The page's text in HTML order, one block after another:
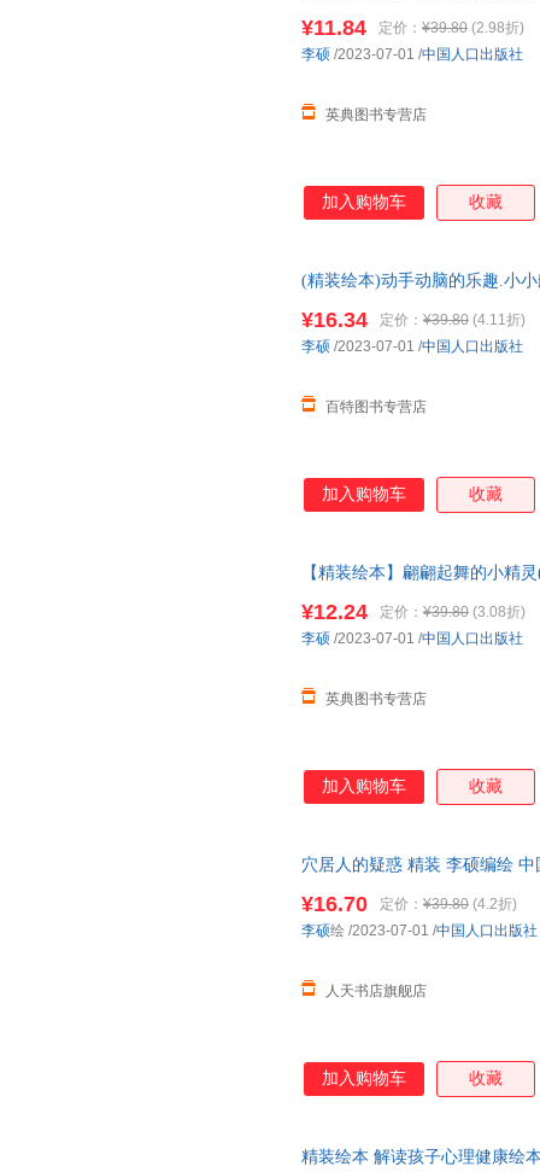
¥11.84 定价： ¥39.80 (2.98折)
英典图书专营店
李硕 /2023-07-01 /中国人口出版社
加入购物车 收藏
(精装绘本)动手动脑的乐趣.小
¥16.34 定价： ¥39.80 (4.11折)
百特图书专营店
李硕 /2023-07-01 /中国人口出版社
加入购物车 收藏
【精装绘本】翩翩起舞的小精
¥12.24 定价： ¥39.80 (3.08折)
英典图书专营店
李硕 /2023-07-01 /中国人口出版社
加入购物车 收藏
穴居人的疑惑 精装 李硕编绘
¥16.70 定价： ¥39.80 (4.2折)
人天书店旗舰店
李硕绘 /2023-07-01 /中国人口出版社
加入购物车 收藏
精装绘本 解读孩子心理健康绘